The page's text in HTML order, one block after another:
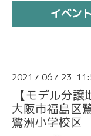
イベン
2021 / 06 / 23
【モデル分
大阪市福島区
鷺洲小学校区